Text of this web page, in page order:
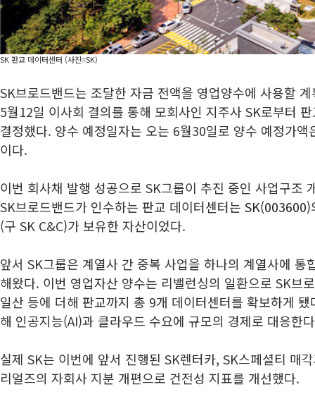
SK 판교 데이터센터 (사진=SK)
SK브로드밴드는 조달한 자금 전액을 영업양수에 사용할
5월12일 이사회 결의를 통해 모회사인 지주사 SK로부터
결정했다. 양수 예정일자는 오는 6월30일로 양수 예정가
이다.
이번 회사채 발행 성공으로 SK그룹이 추진 중인 사업구조
SK브로드밴드가 인수하는 판교 데이터센터는 SK(003600)
(구 SK C&C)가 보유한 자산이었다.
앞서 SK그룹은 계열사 간 중복 사업을 하나의 계열사에 통
해왔다. 이번 영업자산 양수는 리밸런싱의 일환으로 SK브
일산 등에 더해 판교까지 총 9개 데이터센터를 확보하게
해 인공지능(AI)과 클라우드 수요에 규모의 경제로 대응한
실제 SK는 이번에 앞서 진행된 SK렌터카, SK스페셜티 매
리얼즈의 자회사 지분 개편으로 건전성 지표를 개선했다.